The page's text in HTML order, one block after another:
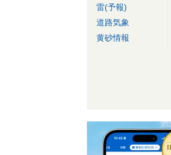
雷(予報)
道路気象
黄砂情報